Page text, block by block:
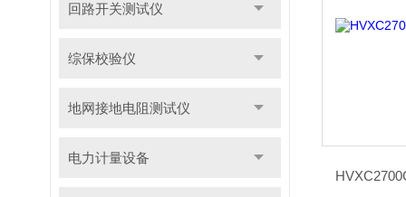
回路开关测试仪
综保校验仪
地网接地电阻测试仪
电力计量设备